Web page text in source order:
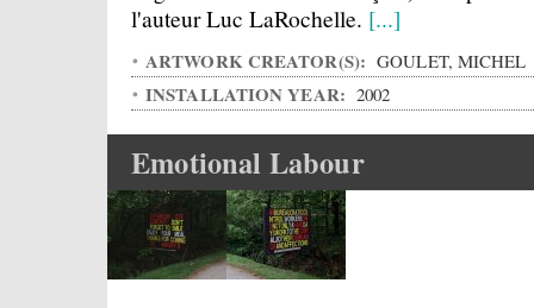
l'auteur Luc LaRochelle. [...]
ARTWORK CREATOR(S): GOULET, MICHEL
INSTALLATION YEAR: 2002
Emotional Labour